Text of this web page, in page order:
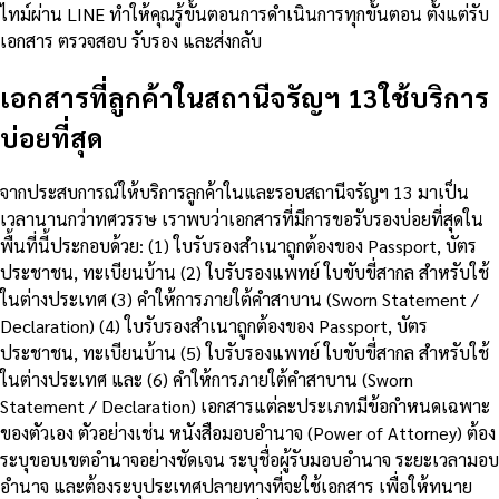
ไทม์ผ่าน LINE ทำให้คุณรู้ขั้นตอนการดำเนินการทุกขั้นตอน ตั้งแต่รับ
เอกสาร ตรวจสอบ รับรอง และส่งกลับ
เอกสารที่ลูกค้าในสถานีจรัญฯ 13ใช้บริการ
บ่อยที่สุด
จากประสบการณ์ให้บริการลูกค้าในและรอบสถานีจรัญฯ 13 มาเป็น
เวลานานกว่าทศวรรษ เราพบว่าเอกสารที่มีการขอรับรองบ่อยที่สุดใน
พื้นที่นี้ประกอบด้วย: (1) ใบรับรองสำเนาถูกต้องของ Passport, บัตร
ประชาชน, ทะเบียนบ้าน (2) ใบรับรองแพทย์ ใบขับขี่สากล สำหรับใช้
ในต่างประเทศ (3) คำให้การภายใต้คำสาบาน (Sworn Statement /
Declaration) (4) ใบรับรองสำเนาถูกต้องของ Passport, บัตร
ประชาชน, ทะเบียนบ้าน (5) ใบรับรองแพทย์ ใบขับขี่สากล สำหรับใช้
ในต่างประเทศ และ (6) คำให้การภายใต้คำสาบาน (Sworn
Statement / Declaration) เอกสารแต่ละประเภทมีข้อกำหนดเฉพาะ
ของตัวเอง ตัวอย่างเช่น หนังสือมอบอำนาจ (Power of Attorney) ต้อง
ระบุขอบเขตอำนาจอย่างชัดเจน ระบุชื่อผู้รับมอบอำนาจ ระยะเวลามอบ
อำนาจ และต้องระบุประเทศปลายทางที่จะใช้เอกสาร เพื่อให้ทนาย